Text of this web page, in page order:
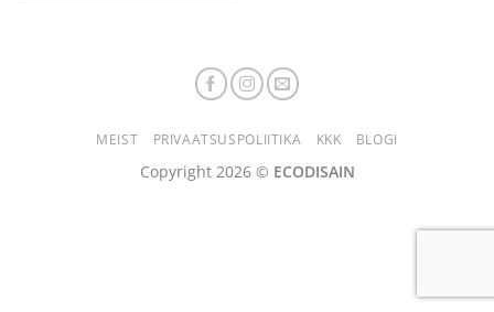
MEIST PRIVAATSUSPOLIITIKA KKK BLOGI
Copyright 2026 © ECODISAIN